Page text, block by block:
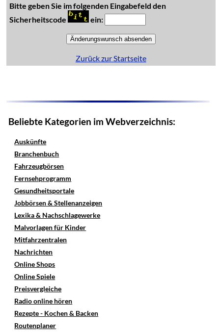
Bitte geben Sie im folgenden Eingabefeld den
Sicherheitscode
ein:
Zurück zur Startseite
Beliebte Kategorien im Webverzeichnis:
Auskünfte
Branchenbuch
Fahrzeugbörsen
Fernsehprogramm
Gesundheitsportale
Jobbörsen & Stellenanzeigen
Lexika & Nachschlagewerke
Malvorlagen für Kinder
Mitfahrzentralen
Nachrichten
Online Shops
Online Spiele
Preisvergleiche
Radio online hören
Rezepte - Kochen & Backen
Routenplaner